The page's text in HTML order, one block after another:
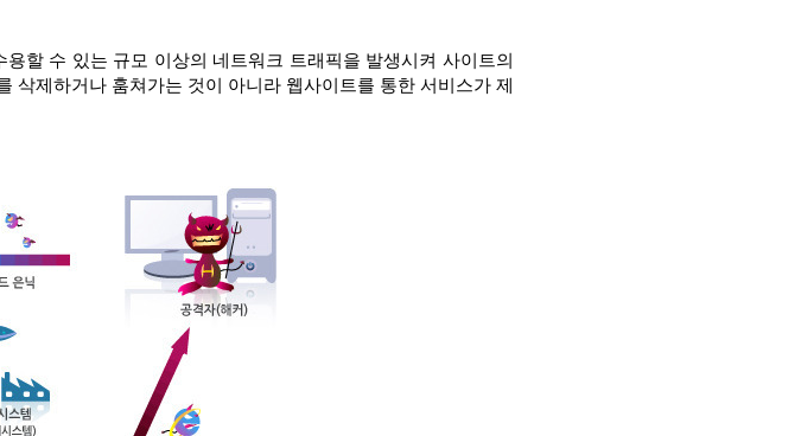
할 수 있는 규모 이상의 네트워크 트래픽을 발생시켜 사이트의
제하거나 훔쳐가는 것이 아니라 웹사이트를 통한 서비스가 제